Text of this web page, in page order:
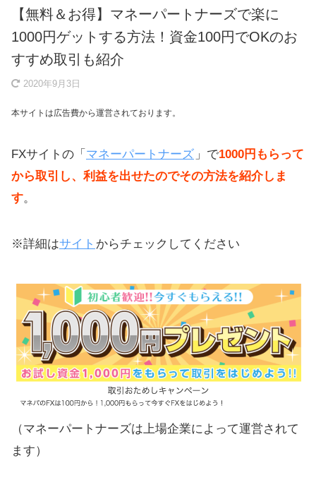
【無料＆お得】マネーパートナーズで楽に
1000円ゲットする方法！資金100円でOKのお
すすめ取引も紹介
2020年9月3日
本サイトは広告費から運営されております。
FXサイトの「 マネーパートナーズ 」で1000円もらって
から取引し、利益を出せたのでその方法を紹介しま
す。
※詳細はサイト からチェックしてください
（マネーパートナーズは上場企業によって運営されて
ます）